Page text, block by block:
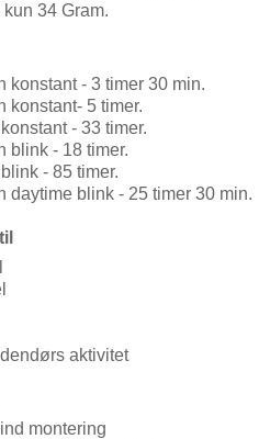
34 Gram.
konstant - 3 timer 30 min.
konstant- 5 timer.
- 33 timer.
blink - 18 timer.
- 85 timer.
daytime blink - 25 timer 30 min.
aktivitet
montering